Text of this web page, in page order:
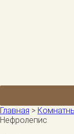
Главная >
Нефролепис